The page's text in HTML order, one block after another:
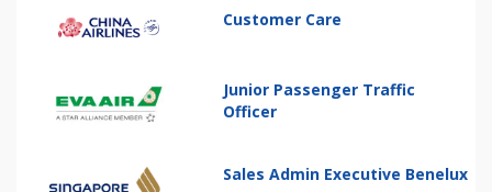
Customer Care
Junior Passenger Traffic
Officer
Sales Admin Executive Benelux